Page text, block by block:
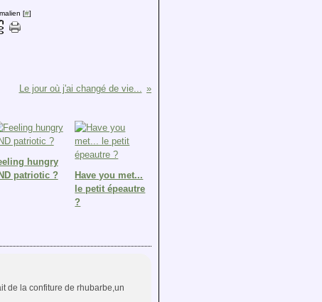
[#]
Le jour où j'ai changé de vie...
hungry
patriotic ?
Have you met...
le petit épeautre
?
de la confiture de rhubarbe,un